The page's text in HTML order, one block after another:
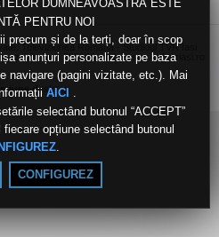
DUMNEAVOASTRĂ ESTE
PENTRU NOI
precum și de la terți, doar în scop
anunțuri personalizate pe baza
navigare (pagini vizitate, etc.). Mai
AICI .
selectând butonul “ACCEPT”
opțiune selectând butonul
.
CONFIGUREZ
Televiziunea Română - Studioul TVR Iași
Iași, 700106, webmaster [at] tvriasi.ro
desktop